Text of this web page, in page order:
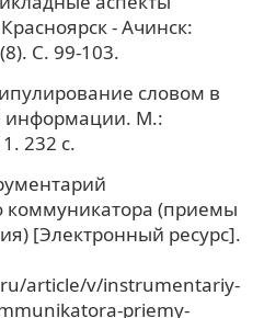
- Ачинск:
С. 99-103.
словом в
информации. М.:
232 с.
коммуникатора (приемы
[Электронный ресурс].
article/v/instrumentariy-
priemy-